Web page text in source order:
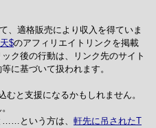
、適格販売により収入を得ていま
のアフィリエイトリンクを掲載
ク後の行動は、リンク先のサイト
に基づいて扱われます。
むと支援になるかもしれません。
……という方は、 軒先に吊されたT